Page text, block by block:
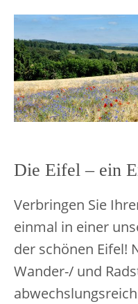
Die Eifel – ein
Verbringen Sie
einmal in einer
der schönen Eifel!
Wander-/ und